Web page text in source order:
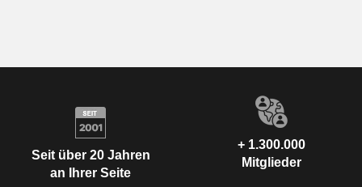
Seit über 20 Jahren
an Ihrer Seite
+ 1.300.000
Mitglieder